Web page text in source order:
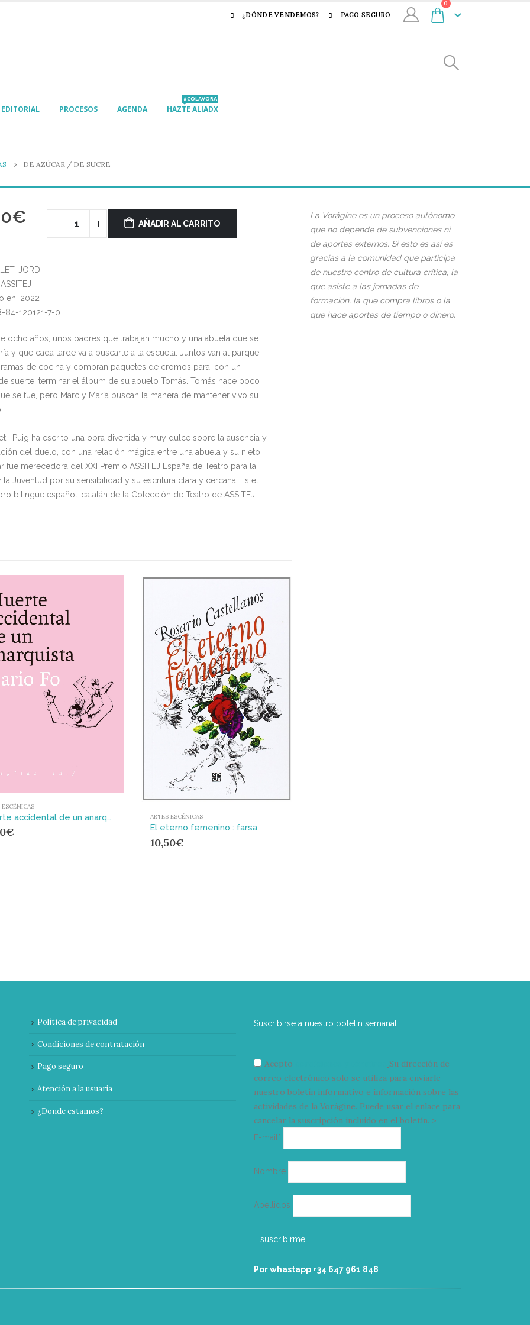
¿DÓNDE VENDEMOS? PAGO SEGURO
0
EDITORIAL PROCESOS AGENDA HAZTE ALIADX
#COLAVORA
DE AZÚCAR / DE SUCRE
€ AÑADIR AL CARRITO
JORDI
en: 2022
84-120121-7-0
ocho años, unos padres que trabajan mucho y una abuela que se
y que cada tarde va a buscarle a la escuela. Juntos van al parque,
de cocina y compran paquetes de cromos para, con un
suerte, terminar el álbum de su abuelo Tomás. Tomás hace poco
se fue, pero Marc y María buscan la manera de mantener vivo su
i Puig ha escrito una obra divertida y muy dulce sobre la ausencia y
del duelo, con una relación mágica entre una abuela y su nieto.
fue merecedora del XXI Premio ASSITEJ España de Teatro para la
la Juventud por su sensibilidad y su escritura clara y cercana. Es el
bilingüe español-catalán de la Colección de Teatro de ASSITEJ
ESCÉNICAS
Muerte accidental de un anarquista
€
ARTES ESCÉNICAS
El eterno femenino : farsa
10,50€
La Vorágine es un proceso autónomo
que no depende de subvenciones ni
de aportes externos. Si esto es así es
gracias a la comunidad que participa
de nuestro centro de cultura crítica, la
que asiste a las jornadas de
formación, la que compra libros o la
que hace aportes de tiempo o dinero.
Política de privacidad
Condiciones de contratación
Pago seguro
Atención a la usuaria
¿Donde estamos?
Suscribirse a nuestro boletín semanal
Acepto
Su dirección de
correo electrónico solo se utiliza para enviarle
nuestro boletín informativo e información sobre las
actividades de la Vorágine. Puede usar el enlace para
cancelar la suscripción incluido en el boletín. >
E-mail*
electrónico
Nombre
Apellidos
Por whastapp +34 ‭647 961 848‬